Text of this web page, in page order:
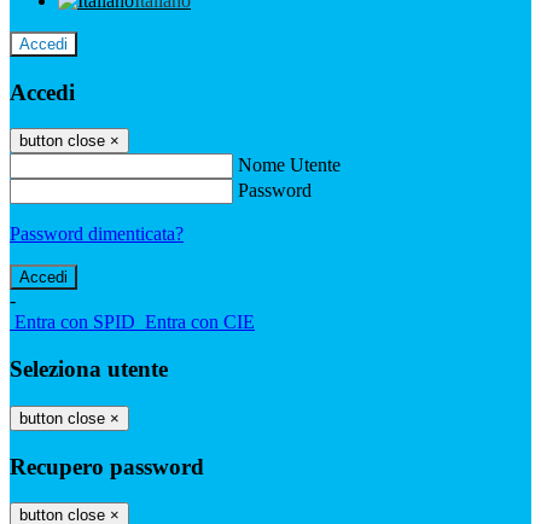
Accedi
Accedi
button close ×
Nome Utente
Password
Password dimenticata?
-
Entra con SPID Entra con CIE
Seleziona utente
button close ×
Recupero password
button close ×